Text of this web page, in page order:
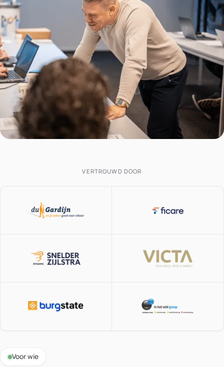
VERTROUWD DOOR
Voor wie